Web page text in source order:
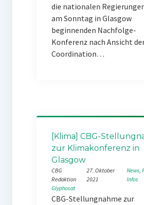
die nationalen
am Sonntag in Glasgow
beginnenden Nachfolge-
Konferenz nach Ansicht
Coordination…
[Klima] CBG-
zur Klimakonferenz in
Glasgow
CBG
Redaktion
27. Oktober
2021
News,
Infos
Glyphosat
CBG-Stellungnahme zur